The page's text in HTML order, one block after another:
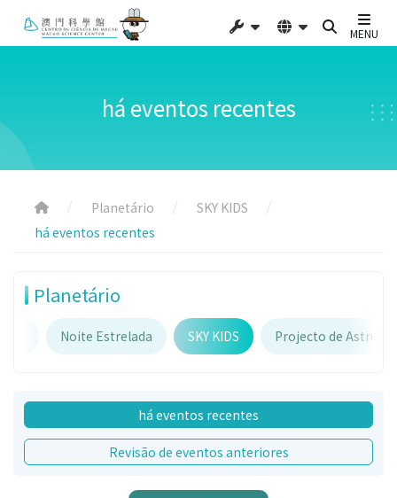
MENU
há eventos recentes
Planetário
SKY KIDS
há eventos recentes
Planetário
Noite Estrelada SKY KIDS Projecto de
há eventos recentes
Revisão de eventos anteriores